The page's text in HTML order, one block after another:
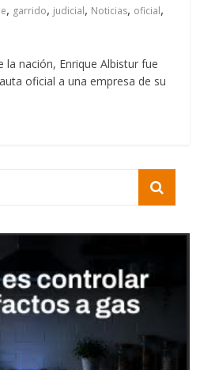
, garrido, judicial, Noticias, oficial,
la nación, Enrique Albistur fue
oficial a una empresa de su